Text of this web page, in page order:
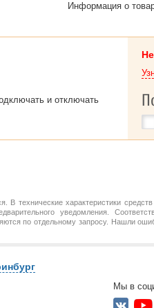
Информация о
и отключать
В технические характеристики
уведомления.
по отдельному запросу. Нашли
Мы в